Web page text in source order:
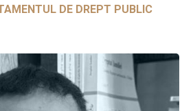
DE DREPT PUBLIC